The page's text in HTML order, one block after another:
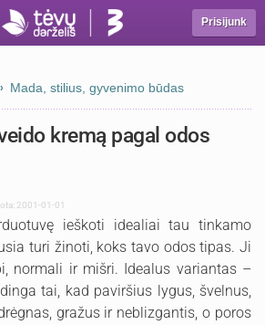
Prisijunk
Mada, stilius, gyvenimo būdas
kremą pagal odos
2001-01-01
ieškoti idealiai tau tinkamo
turi žinoti, koks tavo odos tipas. Ji
normali ir mišri. Idealus variantas –
tai, kad paviršius lygus, švelnus,
gražus ir neblizgantis, o poros